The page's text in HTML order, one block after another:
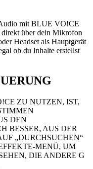
mit BLUE VO!CE
direkt über dein Mikrofon
Headset als Hauptgerät
ob du Inhalte erstellst
ZU NUTZEN, IST,
DEN
BESSER, AUS DER
„DURCHSUCHEN“
MENÜ, UM
DIE ANDERE G